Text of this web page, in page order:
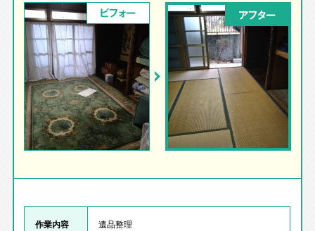
ビフォー アフター
作業内容 遺品整理